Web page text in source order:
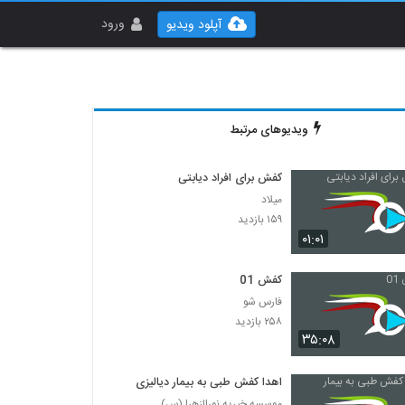
ورود آپلود ویدیو
ویدیوهای مرتبط
۰۱:۰۱
کفش برای افراد دیابتی
میلاد
۱۵۹ بازدید
۳۵:۰۸
کفش 01
فارس شو
۲۵۸ بازدید
اهدا کفش طبی به بیمار دیالیزی